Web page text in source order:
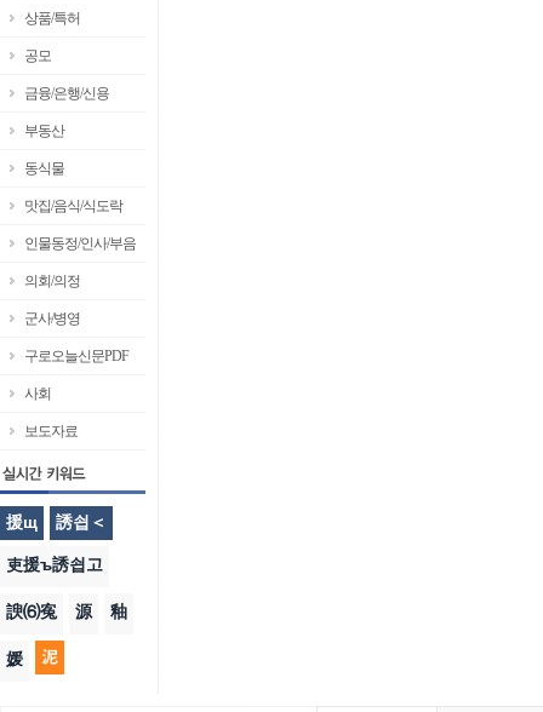
상품/특허
공모
금융/은행/신용
부동산
동식물
맛집/음식/식도락
인물동정/인사/부음
의회/의정
군사/병영
구로오늘신문PDF
사회
보도자료
援щ 誘쇱＜
吏援ъ誘쇱고
諛⑹寃 源 釉
媛 泥